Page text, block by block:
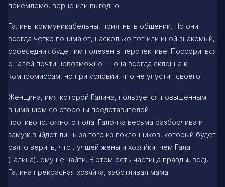
приемлемо, верно или выгодно.
Галины коммуникабельны, приятны в общении. Но они
всегда четко понимают, насколько тот или иной знакомый,
собеседник будет им полезен в перспективе. Поссориться
с Галей почти невозможно — она всегда склонна к
компромиссам, но при условии, что не упустит своего.
Женщина, имя которой Галина, пользуется повышенным
вниманием со стороны представителей
противоположного пола. Галочка весьма разборчива и
замуж выйдет лишь за того из поклонников, который будет
свято верить, что лучшей жены и хозяйки, чем Гала
(Галина), ему не найти. В этом есть частица правды, ведь
Галина прекрасная хозяйка, заботливая мама.